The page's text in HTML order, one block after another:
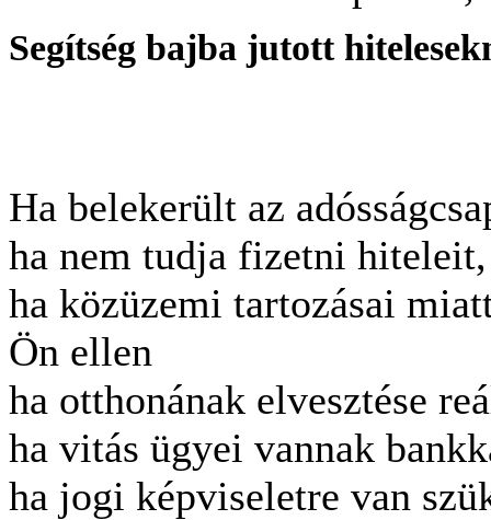
Segítség bajba jutott
Ha belekerült az
ha nem tudja fizetni
ha közüzemi tartozásai
Ön ellen
ha otthonának elvesztése
ha vitás ügyei vannak
ha jogi képviseletre van